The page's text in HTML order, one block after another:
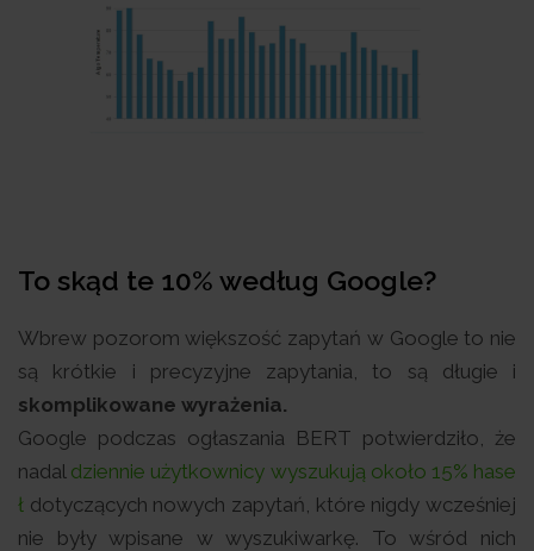
To skąd te 10% według Google?
Wbrew pozorom większość zapytań w Google to nie
są krótkie i precyzyjne zapytania, to są długie i
skomplikowane wyrażenia.
Google podczas ogłaszania BERT potwierdziło, że
nadal dziennie użytkownicy wyszukują około 15% hase
ł dotyczących nowych zapytań, które nigdy wcześniej
nie były wpisane w wyszukiwarkę. To wśród nich